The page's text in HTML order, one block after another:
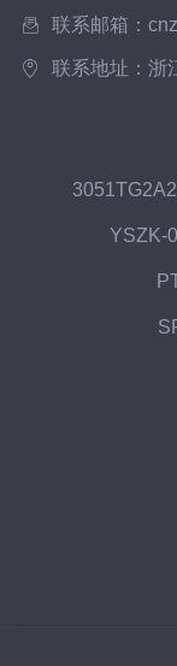
联系邮箱：
联系地址：浙
YSZK-